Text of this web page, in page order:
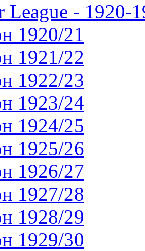
League - 1920-
1920/21
1921/22
1922/23
1923/24
1924/25
1925/26
1926/27
1927/28
1928/29
1929/30